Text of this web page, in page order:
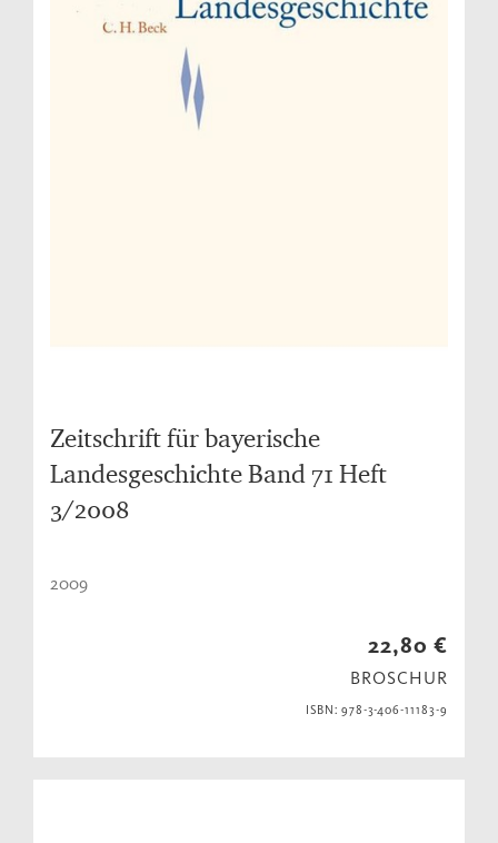
Zeitschrift für bayerische
Landesgeschichte Band 71 Heft
3/2008
2009
22,80 €
BROSCHUR
ISBN: 978-3-406-11183-9